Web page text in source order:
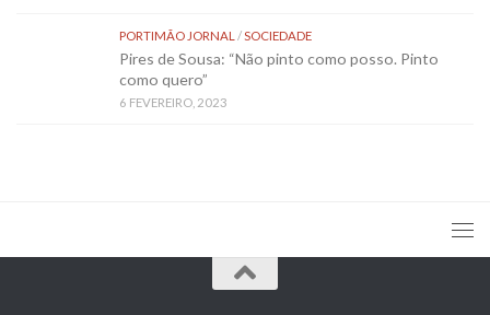
PORTIMÃO JORNAL / SOCIEDADE
Pires de Sousa: “Não pinto como posso. Pinto
como quero”
6 FEVEREIRO, 2023